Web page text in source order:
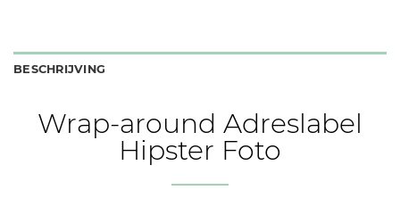
BESCHRIJVING
Wrap-around Adreslabel
Hipster Foto